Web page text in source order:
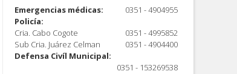
Emergencias médicas:
0351 - 4904955
Policía:
Cria. Cabo Cogote
0351 - 4995852
Sub Cria. Juárez Celman
0351 - 4904400
Defensa Civíl Municipal:
0351 - 153269538